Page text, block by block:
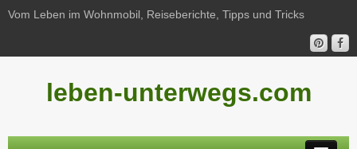
Vom Leben im Wohnmobil, Reiseberichte, Tipps und Tricks
leben-unterwegs.com